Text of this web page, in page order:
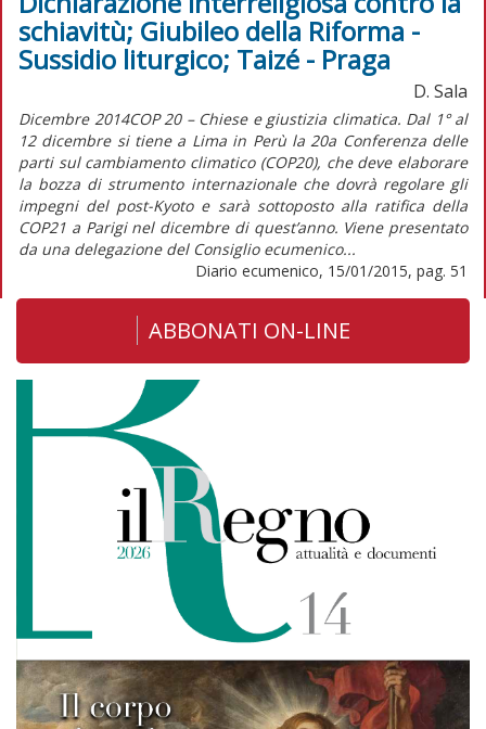
schiavitù; Giubileo della Riforma -
Sussidio liturgico; Taizé - Praga
D. Sala
Dicembre 2014COP 20 – Chiese e giustizia climatica. Dal 1° al
12 dicembre si tiene a Lima in Perù la 20a Conferenza delle
parti sul cambiamento climatico (COP20), che deve elaborare
la bozza di strumento internazionale che dovrà regolare gli
impegni del post-Kyoto e sarà sottoposto alla ratifica della
COP21 a Parigi nel dicembre di quest’anno. Viene presentato
da una delegazione del Consiglio ecumenico...
Diario ecumenico, 15/01/2015, pag. 51
ABBONATI ON-LINE